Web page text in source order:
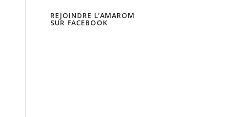
REJOINDRE L’AMAROM
SUR FACEBOOK